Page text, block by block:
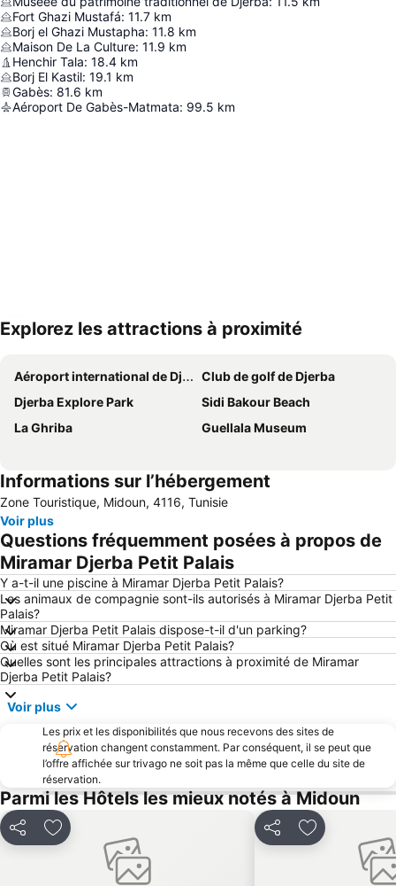
Fort Ghazi Mustafá: 11.7 km
Borj el Ghazi Mustapha: 11.8 km
Maison De La Culture: 11.9 km
Henchir Tala: 18.4 km
Borj El Kastil: 19.1 km
Gabès: 81.6 km
Aéroport De Gabès-Matmata: 99.5 km
Explorez les attractions à proximité
Aéroport international de Djerba-Zarzis
Club de golf de Djerba
Djerba Explore Park
Sidi Bakour Beach
La Ghriba
Guellala Museum
Informations sur l’hébergement
Zone Touristique, Midoun, 4116, Tunisie
Voir plus
Questions fréquemment posées à propos de
Miramar Djerba Petit Palais
Y a-t-il une piscine à Miramar Djerba Petit Palais?
Les animaux de compagnie sont-ils autorisés à Miramar Djerba Petit
Palais?
Miramar Djerba Petit Palais dispose-t-il d'un parking?
Où est situé Miramar Djerba Petit Palais?
Quelles sont les principales attractions à proximité de Miramar
Djerba Petit Palais?
Voir plus
Les prix et les disponibilités que nous recevons des sites de
réservation changent constamment. Par conséquent, il se peut que
l’offre affichée sur trivago ne soit pas la même que celle du site de
réservation.
Parmi les Hôtels les mieux notés à Midoun
PartagerAjouter à mes favoris PartagerAjouter à